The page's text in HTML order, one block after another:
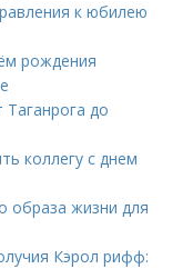
к юбилею
рождения
до
коллегу с днем
образа жизни для
Кэрол рифф: